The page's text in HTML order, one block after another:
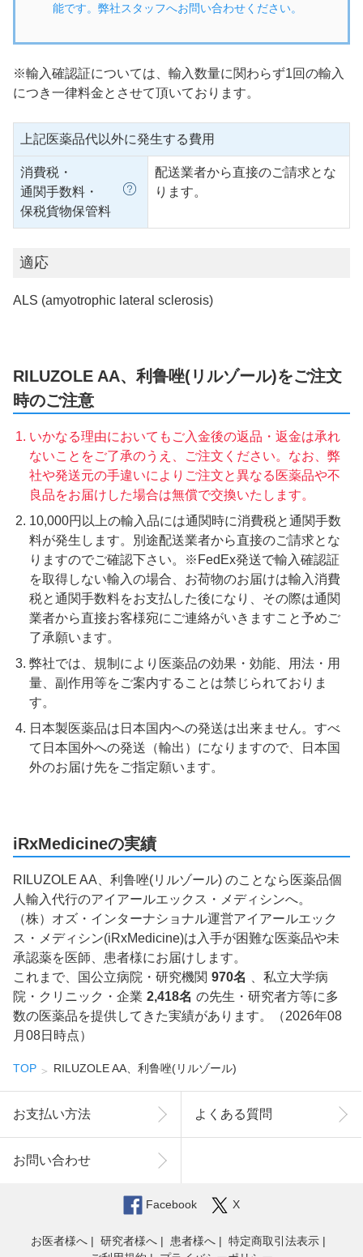
能です。弊社スタッフへお問い合わせください。
※輸入確認証については、輸入数量に関わらず1回の輸入
につき一律料金とさせて頂いております。
上記医薬品代以外に発生する費用
消費税・
通関手数料・
保税貨物保管料
配送業者から直接のご請求とな
ります。
適応
ALS (amyotrophic lateral sclerosis)
RILUZOLE AA、利鲁唑(リルゾール)をご注文
時のご注意
いかなる理由においてもご入金後の返品・返金は承れ
ないことをご了承のうえ、ご注文ください。なお、弊
社や発送元の手違いによりご注文と異なる医薬品や不
良品をお届けした場合は無償で交換いたします。
10,000円以上の輸入品には通関時に消費税と通関手数
料が発生します。別途配送業者から直接のご請求とな
りますのでご確認下さい。※FedEx発送で輸入確認証
を取得しない輸入の場合、お荷物のお届けは輸入消費
税と通関手数料をお支払した後になり、その際は通関
業者から直接お客様宛にご連絡がいきますこと予めご
了承願います。
弊社では、規制により医薬品の効果・効能、用法・用
量、副作用等をご案内することは禁じられておりま
す。
日本製医薬品は日本国内への発送は出来ません。すべ
て日本国外への発送（輸出）になりますので、日本国
外のお届け先をご指定願います。
iRxMedicineの実績
RILUZOLE AA、利鲁唑(リルゾール) のことなら医薬品個
人輸入代行のアイアールエックス・メディシンへ。
（株）オズ・インターナショナル運営アイアールエック
ス・メディシン(iRxMedicine)は入手が困難な医薬品や未
承認薬を医師、患者様にお届けします。
これまで、国公立病院・研究機関 970名
、私立大学病
院・クリニック・企業 2,418名 の先生・研究者方等に多
数の医薬品を提供してきた実績があります。（2026年08
月08日時点）
TOP RILUZOLE AA、利鲁唑(リルゾール)
お支払い方法 よくある質問
お問い合わせ
Facebook X
お医者様へ 研究者様へ 患者様へ
特定商取引法表示